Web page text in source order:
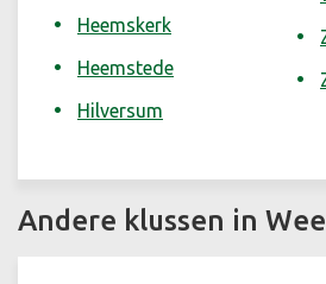
Heemskerk
Heemstede
Hilversum
Andere klussen in